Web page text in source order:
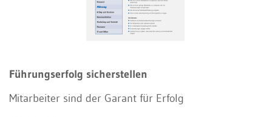
Führungserfolg sicherstellen
Mitarbeiter sind der Garant für Erfolg